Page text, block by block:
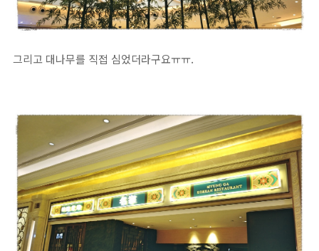
그리고 대나무를 직접 심었더라구요ㅠㅠ.